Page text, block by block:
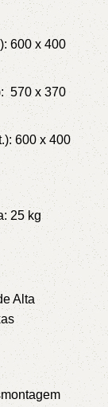
600 x 400
570 x 370
600 x 400
25 kg
Alta